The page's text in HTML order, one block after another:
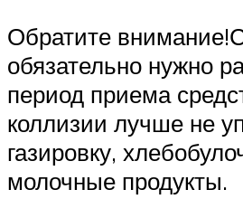
Обратите
обязательно нужно
период приема
коллизии лучше не
газировку,
молочные продукты.